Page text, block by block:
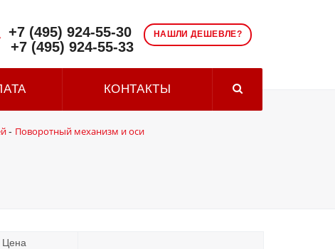
НАШЛИ ДЕШЕВЛЕ?
+7 (495) 924-55-30
+7 (495) 924-55-33
КОНТАКТЫ
- Поворотный механизм и оси
Цена